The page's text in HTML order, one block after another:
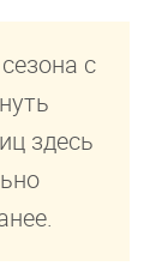
с
здесь